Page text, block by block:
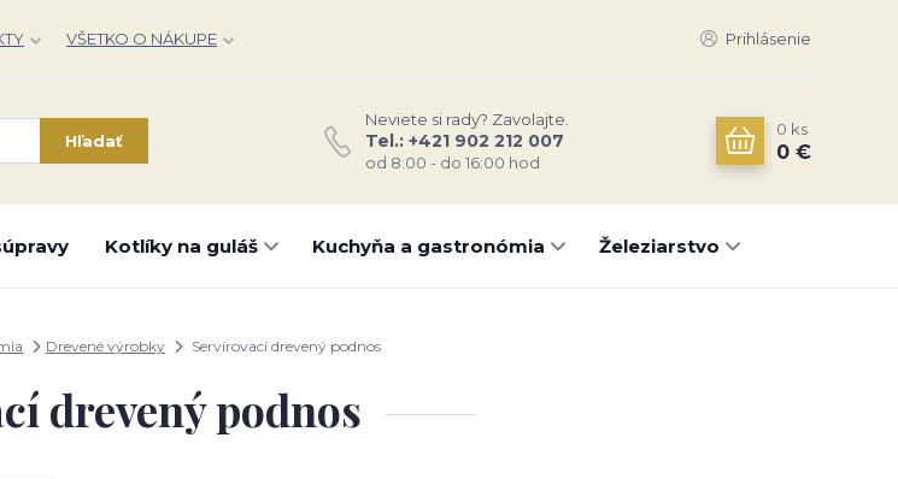
VŠETKO O NÁKUPE Prihlásenie
Hľadať
Neviete si rady? Zavolajte.
Tel.: +421 902 212 007
od 8:00 - do 16:00 hod
0 ks
0 €
Kotlíky na guláš Kuchyňa a gastronómia Železiarstvo
Drevené výrobky Servírovací drevený podnos
drevený podnos